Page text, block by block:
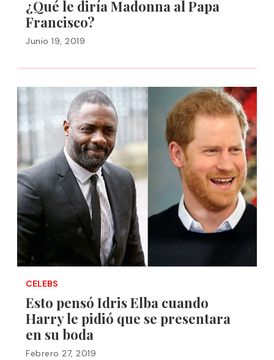
¿Qué le diría Madonna al Papa
Francisco?
Junio 19, 2019
CELEBS
Esto pensó Idris Elba cuando
Harry le pidió que se presentara
en su boda
Febrero 27, 2019